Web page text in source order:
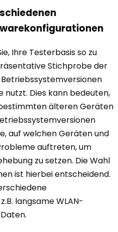
Ihre Testerbasis so zu
Stichprobe der
nutzt. Dies kann bedeuten,
älteren Geräten
auf welchen Geräten und
auftreten, um
zu setzen. Die Wahl
ist hierbei entscheidend.
langsame WLAN-